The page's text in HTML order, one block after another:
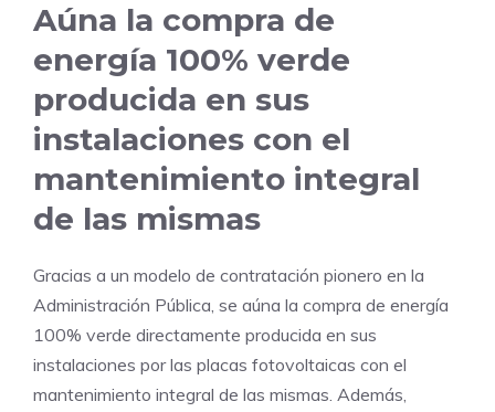
Aúna la compra de
energía 100% verde
producida en sus
instalaciones con el
mantenimiento integral
de las mismas
Gracias a un modelo de contratación pionero en la
Administración Pública, se aúna la compra de energía
100% verde directamente producida en sus
instalaciones por las placas fotovoltaicas con el
mantenimiento integral de las mismas. Además,